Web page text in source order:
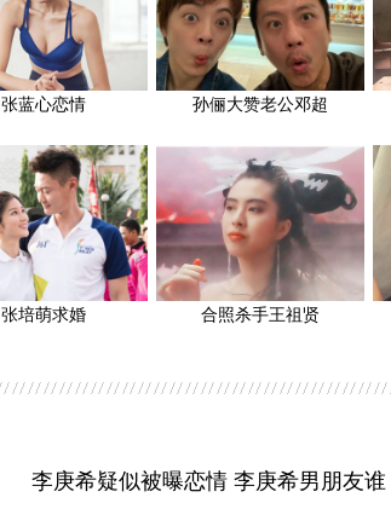
张蓝心恋情 孙俪大赞老公邓超
张培萌求婚 合照杀手王祖贤
李庚希疑似被曝恋情 李庚希男朋友谁